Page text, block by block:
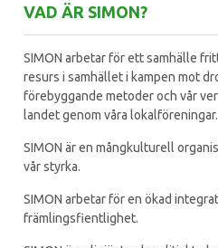
VAD ÄR SIMON?
SIMON arbetar för ett samhälle
resurs i samhället i kampen mot
förebyggande metoder och vår
landet genom våra lokalföreningar.
SIMON är en mångkulturell
vår styrka.
SIMON arbetar för en ökad
främlingsfientlighet.